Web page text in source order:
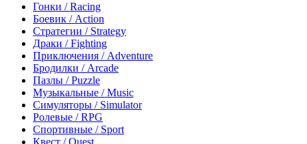
Гонки / Racing
Боевик / Action
Стратегии / Strategy
Драки / Fighting
Приключения / Adventure
Бродилки / Arcade
Пазлы / Puzzle
Музыкальные / Music
Симуляторы / Simulator
Ролевые / RPG
Спортивные / Sport
Квест / Quest